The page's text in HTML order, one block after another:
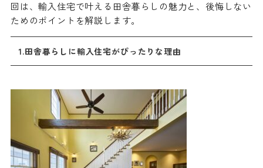
回は、輸入住宅で叶える田舎暮らしの魅力と、後悔しない
ためのポイントを解説します。
1.田舎暮らしに輸入住宅がぴったりな理由